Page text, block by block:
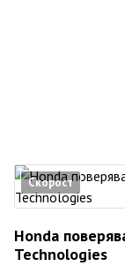
Скорост
Honda
Technologies